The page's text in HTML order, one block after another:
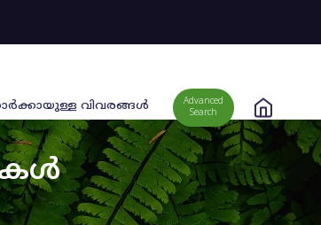
വിവരങ്ങള്‍
Advanced
Search